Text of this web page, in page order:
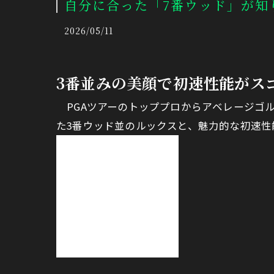
自分に合った「7番ウッド」が
2026/05/11
3番並みの美顔で初速性能がス
PGAツアーのトッププロからアベレージゴ
た3番ウッド並のルックスと、魅力的な初速